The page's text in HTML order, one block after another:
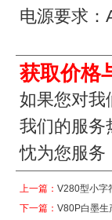
电源要求：
获取价格
如果您对我
我们的服务
忱为您服务
上一篇： V280型小字
下一篇： V80P白墨生